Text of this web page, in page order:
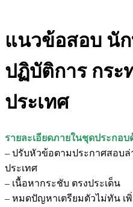
แนวข้อสอบ นั
ปฏิบัติการ กระ
ประเทศ
รายละเอียดภายในชุดประกอบ
– ปรับหัวข้อตามประกาศสอบล่
ประเทศ
– เนื้อหากระชับ ตรงประเด็น
– หมดปัญหาเตรียมตัวไม่ทัน เ